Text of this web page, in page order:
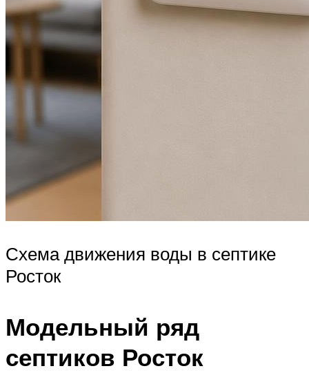
Схема движения воды в септике
Росток
Модельный ряд
септиков Росток